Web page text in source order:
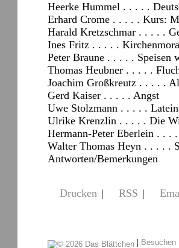
Heerke Hummel . . . . .
Erhard Crome . . . . . Kurs:
Harald Kretzschmar . . . . .
Ines Fritz . . . . .
Peter Braune . . . . . Speisen
Thomas Heubner . . . . .
Joachim Großkreutz . . . . .
Gerd Kaiser . . . . . Angst
Uwe Stolzmann . . . . .
Ulrike Krenzlin . . . . . Die
Hermann-Peter Eberlein . . .
Walter Thomas Heyn . . . . .
Antworten/Bemerkungen
Drucken | RSS |
|